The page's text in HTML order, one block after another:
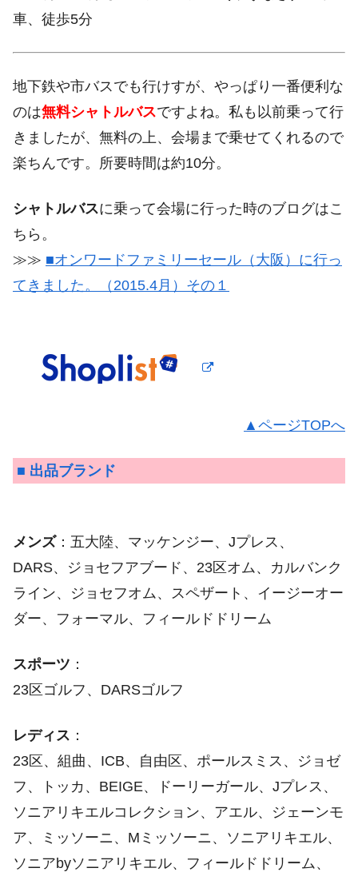
車、徒歩5分
地下鉄や市バスでも行けすが、やっぱり一番便利な
のは無料シャトルバスですよね。私も以前乗って行
きましたが、無料の上、会場まで乗せてくれるので
楽ちんです。所要時間は約10分。
シャトルバスに乗って会場に行った時のブログはこ
ちら。
≫≫ ■オンワードファミリーセール（大阪）に行っ
てきました。（2015.4月）その１
▲ページTOPへ
■ 出品ブランド
メンズ：五大陸、マッケンジー、Jプレス、
DARS、ジョセフアブード、23区オム、カルバンク
ライン、ジョセフオム、スペザート、イージーオー
ダー、フォーマル、フィールドドリーム
スポーツ ：
23区ゴルフ、DARSゴルフ
レディス ：
23区、組曲、ICB、自由区、ポールスミス、ジョゼ
フ、トッカ、BEIGE、ドーリーガール、Jプレス、
ソニアリキエルコレクション、アエル、ジェーンモ
ア、ミッソーニ、Mミッソーニ、ソニアリキエル、
ソニアbyソニアリキエル、フィールドドリーム、